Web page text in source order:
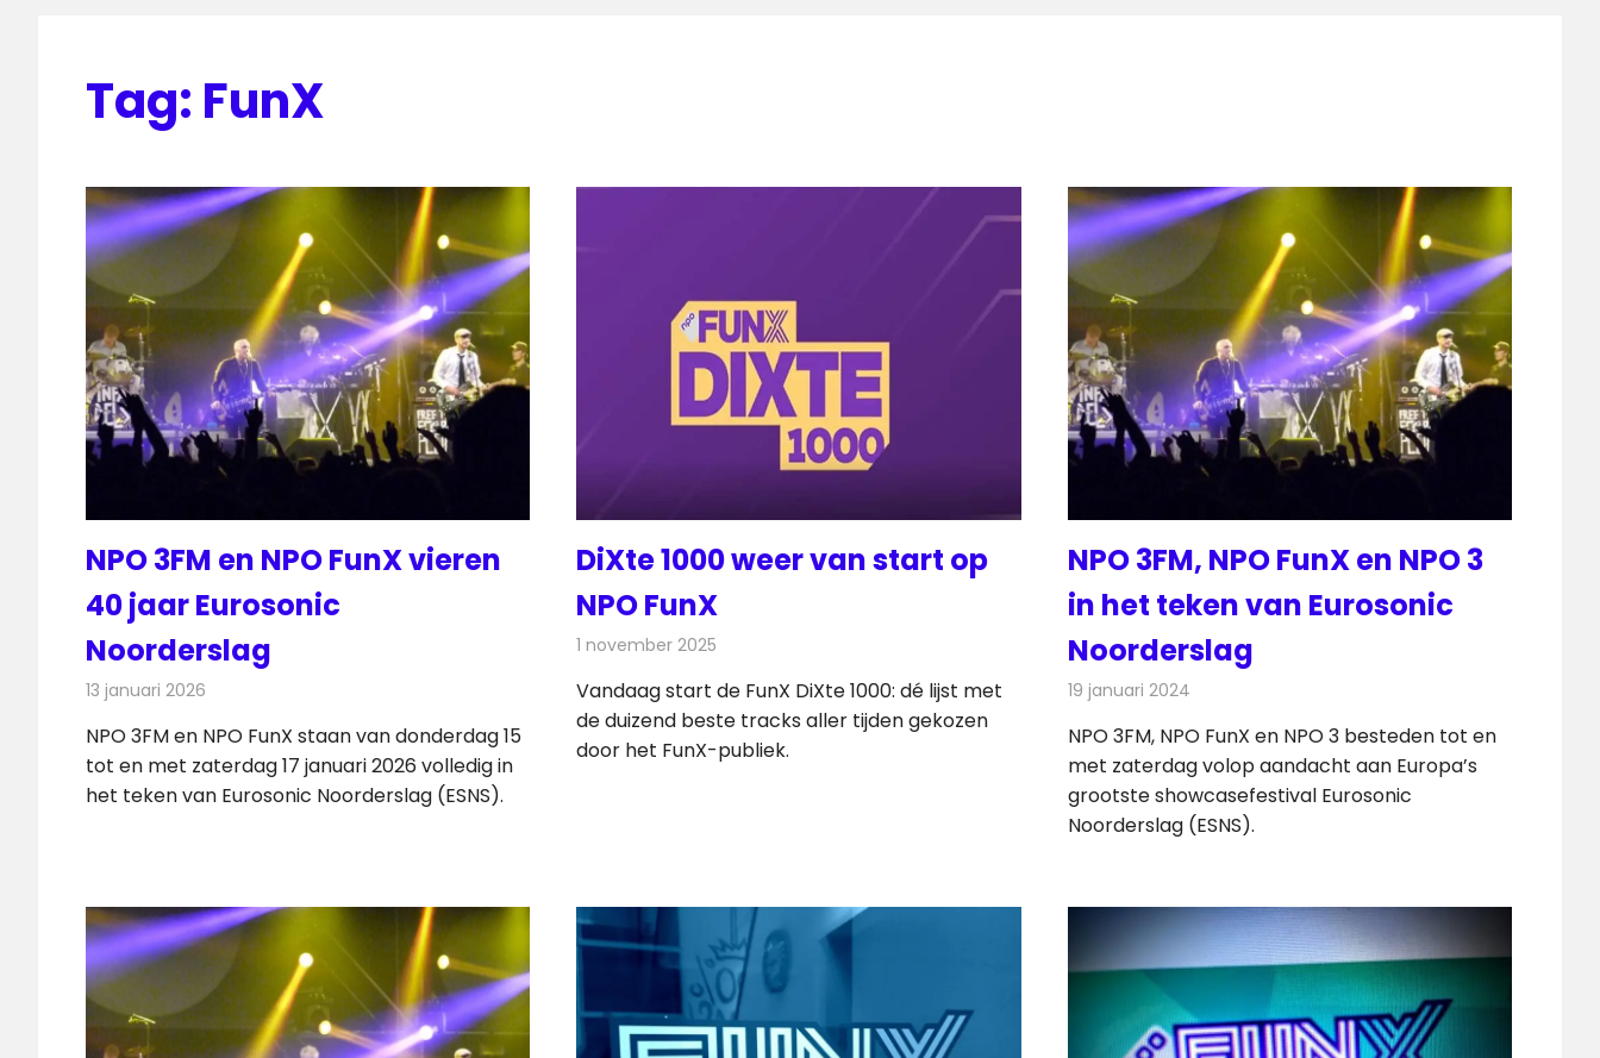
Tag: FunX
NPO 3FM en NPO FunX vieren
40 jaar Eurosonic
Noorderslag
13 januari 2026
NPO 3FM en NPO FunX staan van donderdag 15
tot en met zaterdag 17 januari 2026 volledig in
het teken van Eurosonic Noorderslag (ESNS).
DiXte 1000 weer van start op
NPO FunX
1 november 2025
Vandaag start de FunX DiXte 1000: dé lijst met
de duizend beste tracks aller tijden gekozen
door het FunX-publiek.
NPO 3FM, NPO FunX en NPO 3
in het teken van Eurosonic
Noorderslag
19 januari 2024
NPO 3FM, NPO FunX en NPO 3 besteden tot en
met zaterdag volop aandacht aan Europa’s
grootste showcasefestival Eurosonic
Noorderslag (ESNS).